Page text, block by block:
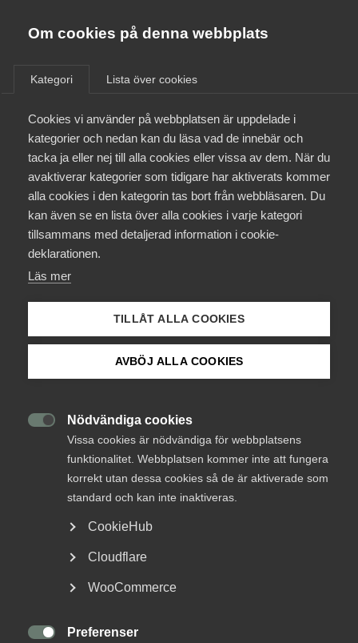
Bli medlem
Kontakt
Kollektivavtal och försäkringar
Aktuellt
Utbildningar
Mina sidor (almega.se)
Bli medlem
Sök på innovationsforetagen.se
Pressrum
Konsultmäklare
Samtidigt som EU-kommissionen, regering och
riksdag arbetar med att skapa förutsättningar
som ökar värdeskapande, kvalitet och innovation i
upphandlingar, så växer fenomenet konsultmäklare
fram, vilket snarare motverkar värdeskapande och
kvalitet i upphandlingar. Marknaden för
konsultmäklare ökar snabbt och den här
utvecklingen medför problem för många arkitekter
och teknikkonsulter.
Om cookies på denna webbplats
Kategori Lista över cookies
Cookies vi använder på webbplatsen är uppdelade i
kategorier och nedan kan du läsa vad de innebär och
tacka ja eller nej till alla cookies eller vissa av dem. När du
avaktiverar kategorier som tidigare har aktiverats kommer
alla cookies i den kategorin tas bort från webbläsaren. Du
kan även se en lista över alla cookies i varje kategori
tillsammans med detaljerad information i cookie-
deklarationen.
Läs mer
TILLÅT ALLA COOKIES
AVBÖJ ALLA COOKIES
Nödvändiga cookies
Vissa cookies är nödvändiga för webbplatsens
funktionalitet. Webbplatsen kommer inte att fungera
korrekt utan dessa cookies så de är aktiverade som
standard och kan inte inaktiveras.
CookieHub
Cloudflare
WooCommerce
Preferenser